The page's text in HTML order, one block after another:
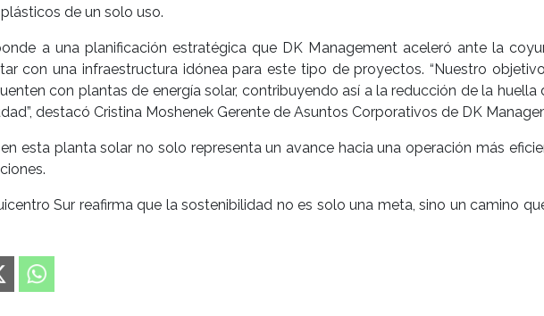
de un solo uso.
a una planificación estratégica que DK Management aceleró ante la
con una infraestructura idónea para este tipo de proyectos. “Nuestro
con plantas de energía solar, contribuyendo así a la reducción de la
destacó Cristina Moshenek Gerente de Asuntos Corporativos de DK
esta planta solar no solo representa un avance hacia una operación más
Sur reafirma que la sostenibilidad no es solo una meta, sino un camino